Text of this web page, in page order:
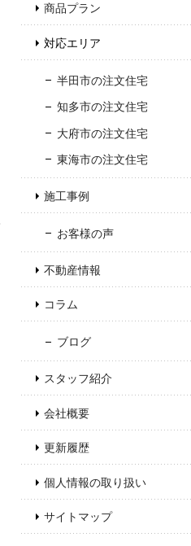
商品プラン
対応エリア
半田市の注文住宅
知多市の注文住宅
大府市の注文住宅
東海市の注文住宅
施工事例
お客様の声
不動産情報
コラム
ブログ
スタッフ紹介
会社概要
更新履歴
個人情報の取り扱い
サイトマップ